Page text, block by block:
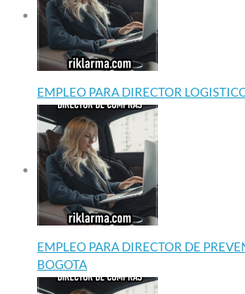
EMPLEO PARA DIRECTOR
EMPLEO PARA DIRECTOR DE
BOGOTA